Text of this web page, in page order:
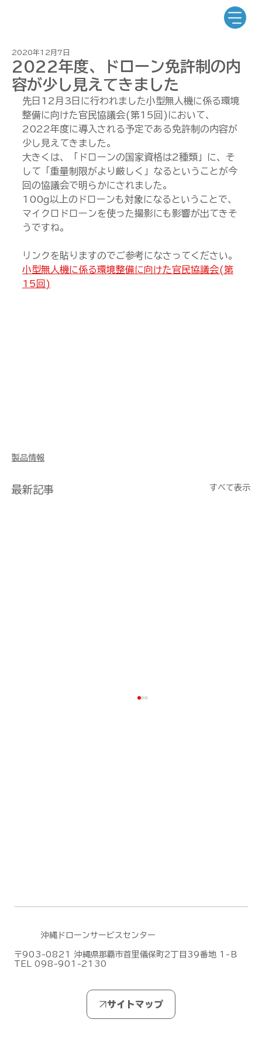
2022年度、ドローン免許制の内
容が少し見えてきました
2020年12月7日
先日12月3日に行われました小型無人機に係る環境
整備に向けた官民協議会(第15回)において、
2022年度に導入される予定である免許制の内容が
少し見えてきました。
大きくは、「ドローンの国家資格は2種類」に、そ
して「重量制限がより厳しく」なるということが今
回の協議会で明らかにされました。
100g以上のドローンも対象になるということで、
マイクロドローンを使った撮影にも影響が出てきそ
うですね。
リンクを貼りますのでご参考になさってください。
小型無人機に係る環境整備に向けた官民協議会(第
15回)
製品情報
最新記事 すべて表示
沖縄ドローンサービスセンター
〒903-0821 沖縄県那覇市首里儀保町2丁目39番地 1-Ｂ
TEL 098-901-2130